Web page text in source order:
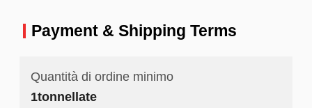
Payment & Shipping Terms
Quantità di ordine minimo
1tonnellate